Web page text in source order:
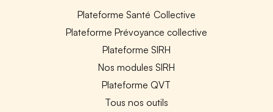
Plateforme Santé Collective
Plateforme Prévoyance collective
Plateforme SIRH
Nos modules SIRH
Plateforme QVT
Tous nos outils